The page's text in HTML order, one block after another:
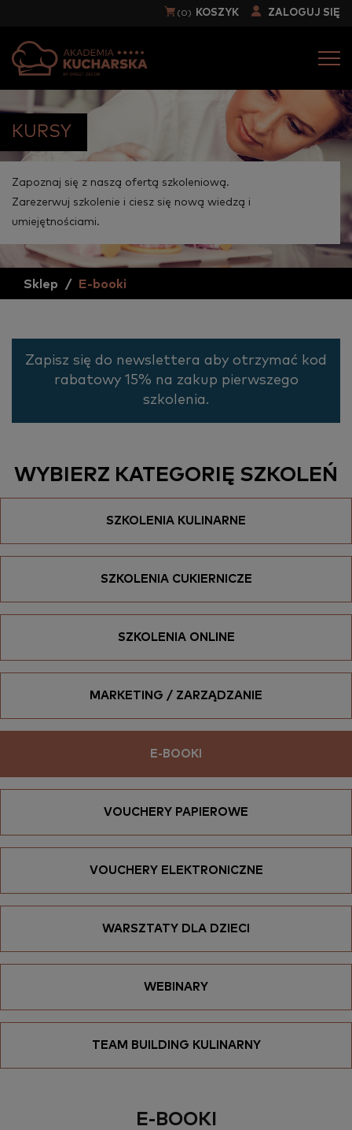
(0) KOSZYK ZALOGUJ SIĘ
KURSY
Zapoznaj się z naszą ofertą szkoleniową.
Zarezerwuj szkolenie i ciesz się nową wiedzą i
umiejętnościami.
Sklep E-booki
Zapisz się do newslettera aby otrzymać kod
rabatowy 15% na zakup pierwszego
szkolenia.
WYBIERZ KATEGORIĘ SZKOLEŃ
SZKOLENIA KULINARNE
SZKOLENIA CUKIERNICZE
SZKOLENIA ONLINE
MARKETING / ZARZĄDZANIE
E-BOOKI
VOUCHERY PAPIEROWE
VOUCHERY ELEKTRONICZNE
WARSZTATY DLA DZIECI
WEBINARY
TEAM BUILDING KULINARNY
E-BOOKI